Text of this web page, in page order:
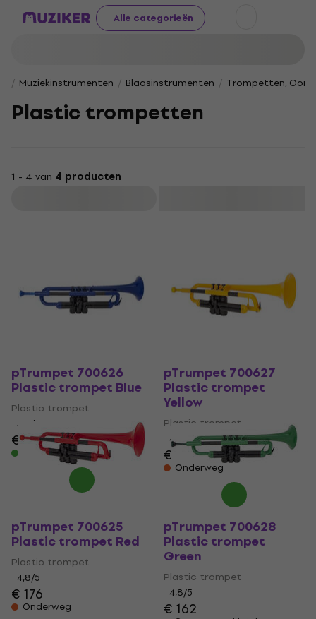
Alle categorieën
Muziekinstrumenten Blaasinstrumenten Trompetten,
Plastic trompetten
1 - 4 van 4 producten
pTrumpet 700626
Plastic trompet Blue
Plastic trompet
4,8 /5
€ 163€ 167,79
Op voorraad
pTrumpet 700627
Plastic trompet
Yellow
Plastic trompet
4,8 /5
€ 170
Onderweg
pTrumpet 700625
Plastic trompet Red
Plastic trompet
4,8/5
€ 176
Onderweg
pTrumpet 700628
Plastic trompet
Green
Plastic trompet
4,8/5
€ 162